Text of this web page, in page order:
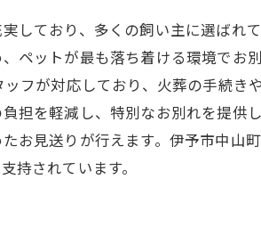
しており、多くの飼い主に選ばれ
ペットが最も落ち着ける環境で
フが対応しており、火葬の手続き
担を軽減し、特別なお別れを提供
お見送りが行えます。伊予市中山
持されています。